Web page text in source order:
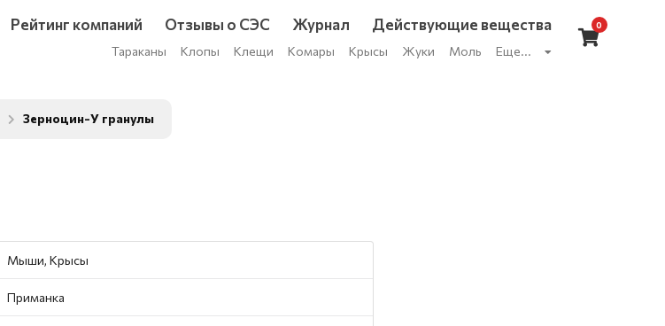
Рейтинг компаний Отзывы о СЭС Журнал Действующие вещества
Тараканы Клопы Клещи Комары Крысы Жуки Моль Еще...
0
Зерноцин-У гранулы
Мыши, Крысы
Приманка